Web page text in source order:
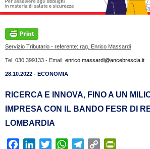
Servizio Tributario - referente: rag. Enrico Massardi
Tel. 030.399133 - Email: enrico.massardi@ancebrescia.it
28.10.2022 - ECONOMIA
RICERCA E INNOVA, FINO A UN
IMPRESA CON IL BANDO FESR DI
LOMBARDIA
W
C